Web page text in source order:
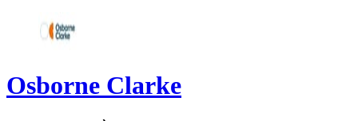
Osborne Clarke